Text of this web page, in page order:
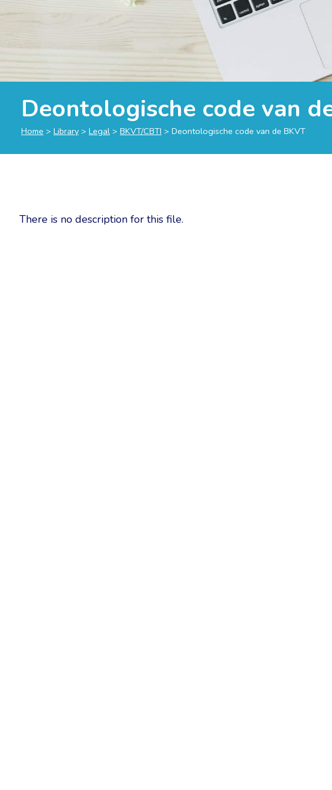
Deontologische code van
Home > Library > Legal > BKVT/CBTI > Deontologische code van de BKVT
There is no description for this file.